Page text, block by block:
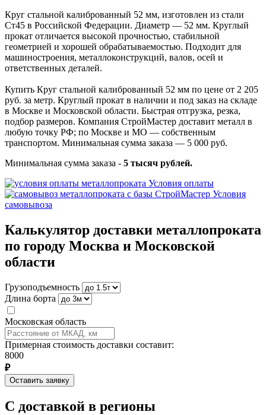
Круг стальной калиброванный 52 мм, изготовлен из стали
Ст45 в Российской Федерации. Диаметр — 52 мм. Круглый
прокат отличается высокой прочностью, стабильной
геометрией и хорошей обрабатываемостью. Подходит для
машиностроения, металлоконструкций, валов, осей и
ответственных деталей.
Купить Круг стальной калиброванный 52 мм по цене от 2 205
руб. за метр. Круглый прокат в наличии и под заказ на складе
в Москве и Московской области. Быстрая отгрузка, резка,
подбор размеров. Компания СтройМастер доставит металл в
любую точку РФ; по Москве и МО — собственным
транспортом. Минимальная сумма заказа — 5 000 руб.
Минимальная сумма заказа - 5 тысяч рублей.
Условия оплаты
Условия
самовывоза
Калькулятор доставки металлопроката
по городу Москва и Московской
области
Грузоподъемность
Длина борта
Московская область
Примерная стоимость доставки составит:
8000
₽
Оставить заявку
С доставкой в регионы